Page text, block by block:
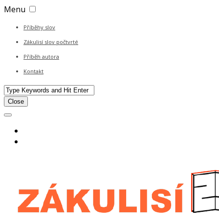
Menu
Příběhy slov
Zákulisí slov počtvrté
Příběh autora
Kontakt
Close